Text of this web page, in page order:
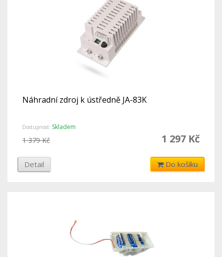
Náhradní zdroj k ústředně JA-83K
Dostupnost: Skladem
1 297 Kč
1 379 Kč
Detail Do košíku